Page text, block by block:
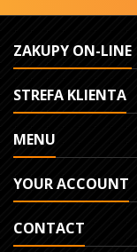
ZAKUPY ON-LINE
STREFA KLIENTA
MENU
YOUR ACCOUNT
CONTACT